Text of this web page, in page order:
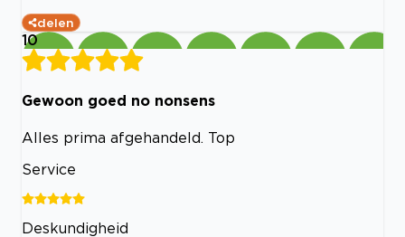
delen
10
Gewoon goed no nonsens
Alles prima afgehandeld. Top
Service
Deskundigheid